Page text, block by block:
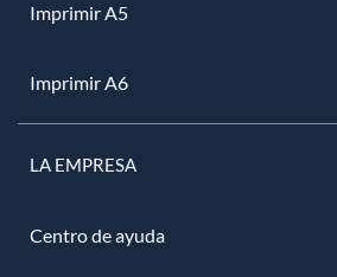
Imprimir A5
Imprimir A6
LA EMPRESA
Centro de ayuda